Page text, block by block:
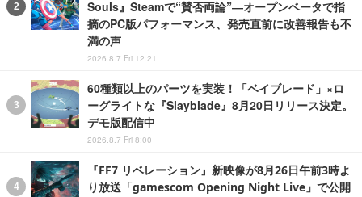
Souls』Steamで“賛否両論”―オープンベータで指
摘のPC版パフォーマンス、発売直前に改善報告も不
満の声
2026.8.7 Fri 12:21
60種類以上のパーツを実装！「ベイブレード」×ロ
ーグライトな『Slayblade』8月20日リリース決定。
デモ版配信中
2026.8.7 Fri 8:00
『FF7 リベレーション』新映像が8月26日午前3時よ
り放送「gamescom Opening Night Live」で公開